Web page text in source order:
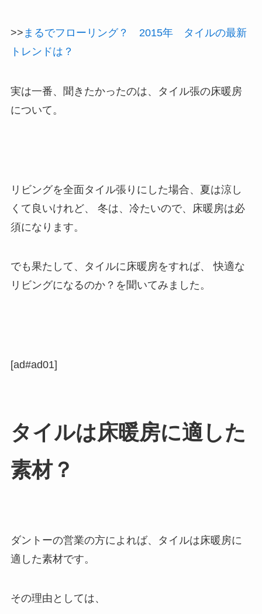
>> まるでフローリング？ 2015年 タイルの最新
トレンドは？
実は一番、聞きたかったのは、タイル張の床暖房
について。
リビングを全面タイル張りにした場合、夏は涼し
くて良いけれど、 冬は、冷たいので、床暖房は必
須になります。
でも果たして、タイルに床暖房をすれば、 快適な
リビングになるのか？を聞いてみました。
[ad#ad01]
タイルは床暖房に適した
素材？
ダントーの営業の方によれば、タイルは床暖房に
適した素材です。
その理由としては、